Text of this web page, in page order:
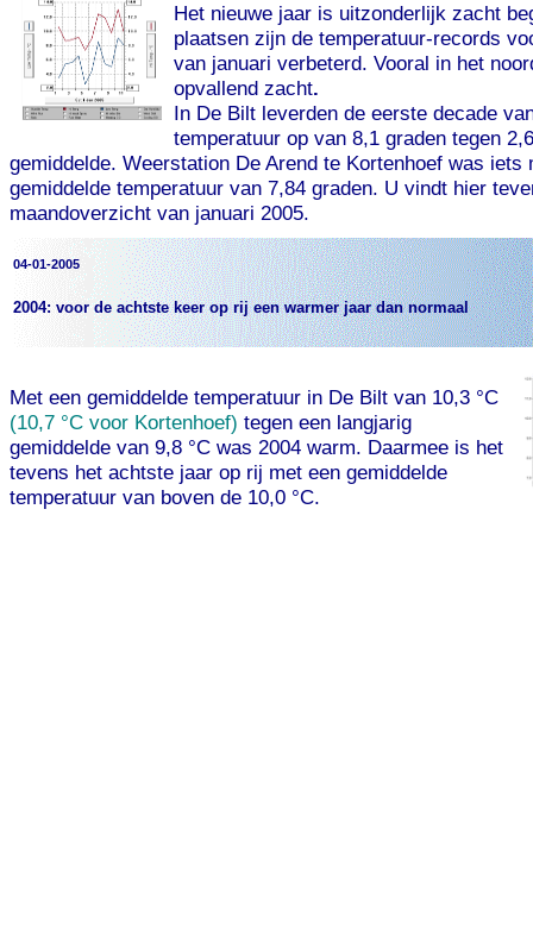
Het nieuwe jaar is uitzonderlijk zacht
plaatsen zijn de temperatuur-records
van januari verbeterd. Vooral in het
opvallend zacht.
In De Bilt leverden de eerste decade
temperatuur op van 8,1 graden tegen
gemiddelde. Weerstation De Arend te Kortenhoef was iets
gemiddelde temperatuur van 7,84 graden. U vindt hier
maandoverzicht van januari 2005.
04-01-2005
2004: voor de achtste keer op rij een warmer jaar dan normaal
Met een gemiddelde temperatuur in De Bilt van 10,3 °C
(10,7 °C voor Kortenhoef) tegen een langjarig
gemiddelde van 9,8 °C was 2004 warm. Daarmee is het
tevens het achtste jaar op rij met een gemiddelde
temperatuur van boven de 10,0 °C.